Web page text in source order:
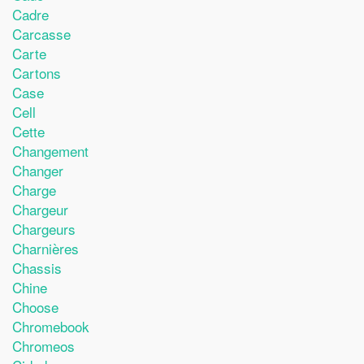
Cadre
Carcasse
Carte
Cartons
Case
Cell
Cette
Changement
Changer
Charge
Chargeur
Chargeurs
Charnières
Chassis
Chine
Choose
Chromebook
Chromeos